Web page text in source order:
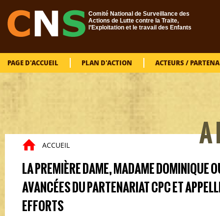
Comité National de Surveillance des
Actions de Lutte contre la Traite,
l’Exploitation et le travail des Enfants
PAGE D'ACCUEIL PLAN D'ACTION ACTEURS /
ACCUEIL A
LA PREMIÈRE DAME, MADAME DOMINIQUE
AVANCÉES DU PARTENARIAT CPC ET
EFFORTS